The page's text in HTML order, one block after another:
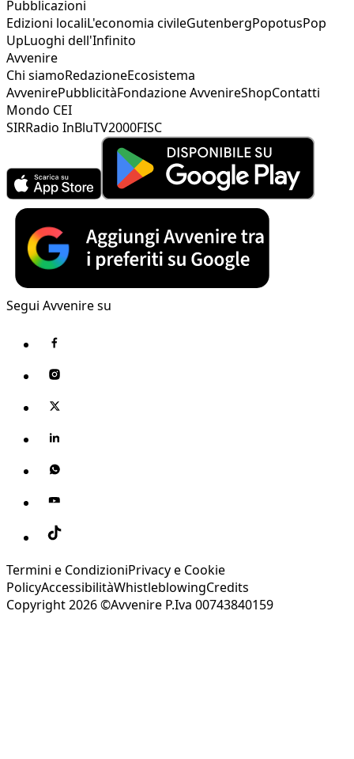
Pubblicazioni
Edizioni localiL'economia civileGutenbergPopotusPop
UpLuoghi dell'Infinito
Avvenire
Chi siamoRedazioneEcosistema
AvvenirePubblicitàFondazione AvvenireShopContatti
Mondo CEI
SIRRadio InBluTV2000FISC
Segui Avvenire su
Termini e CondizioniPrivacy e Cookie
PolicyAccessibilitàWhistleblowingCredits
Copyright 2026 ©Avvenire P.Iva 00743840159